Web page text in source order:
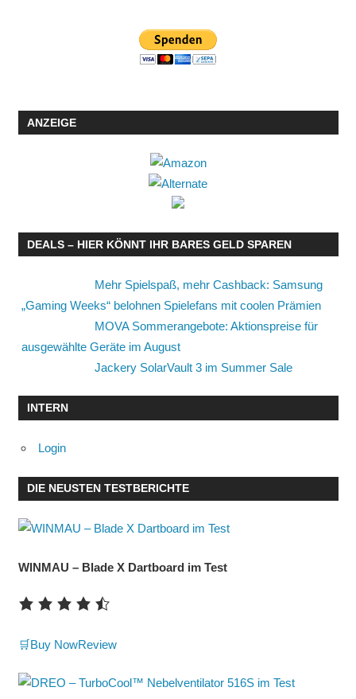
ANZEIGE
DEALS – HIER KÖNNT IHR BARES GELD SPAREN
Mehr Spielspaß, mehr Cashback: Samsung
„Gaming Weeks“ belohnen Spielefans mit coolen Prämien
MOVA Sommerangebote: Aktionspreise für
ausgewählte Geräte im August
Jackery SolarVault 3 im Summer Sale
INTERN
Login
DIE NEUSTEN TESTBERICHTE
WINMAU – Blade X Dartboard im Test
🛒Buy NowReview